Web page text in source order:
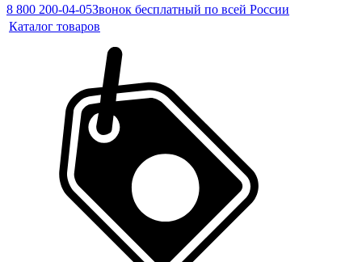
8 800 200-04-05Звонок бесплатный по всей России
Каталог товаров